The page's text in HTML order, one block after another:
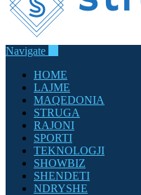
Navigate
HOME
LAJME
MAQEDONIA
STRUGA
RAJONI
SPORTI
TEKNOLOGJI
SHOWBIZ
SHENDETI
NDRYSHE